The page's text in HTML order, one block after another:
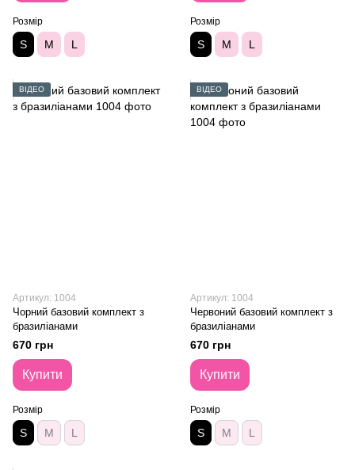
Розмір
S M L
Розмір
S M L
ВІДЕО
Артикул: 1004
Чорний базовий комплект з
бразиліанами
670 грн
Купити
Розмір
S M L
ВІДЕО
Артикул: 1004
Червоний базовий комплект з
бразиліанами
670 грн
Купити
Розмір
S M L